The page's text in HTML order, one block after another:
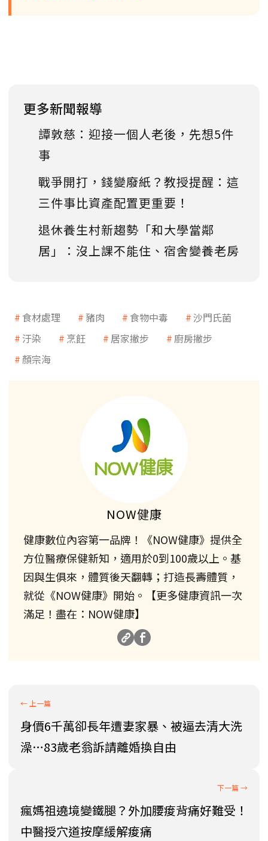
更多新聞報導
譚敦慈：迎接一個人老後，先想5件
事
戰爭開打，錢變廢紙？教授提醒：這
三件事比資產配置更重要！
退休養生村新趨勢「和大學當鄰
居」：沒上課不能住、宿舍變養老房
食材處理 豬肉 食物中毒
沙門氏菌
汙染
烹飪 居家撇步
廚房撇步
顏宗海
NOW健康
健康數位內容第一品牌！《NOW健康》提供全
方位醫療保健新知，適用於0到100歲以上。基
因與生俱來，體質後天翻轉；打造長壽體質，
就從《NOW健康》開始。【更多健康資訊一次
滿足！盡在：NOW健康】
身價6千萬卻長年遭妻家暴、被逼去清大洗
澡…83歲老翁訴請離婚換自由
瘋媽祖遶境變鐵腿？外加腰痠背痛好難受！
中醫授穴道按摩緩解痠痛